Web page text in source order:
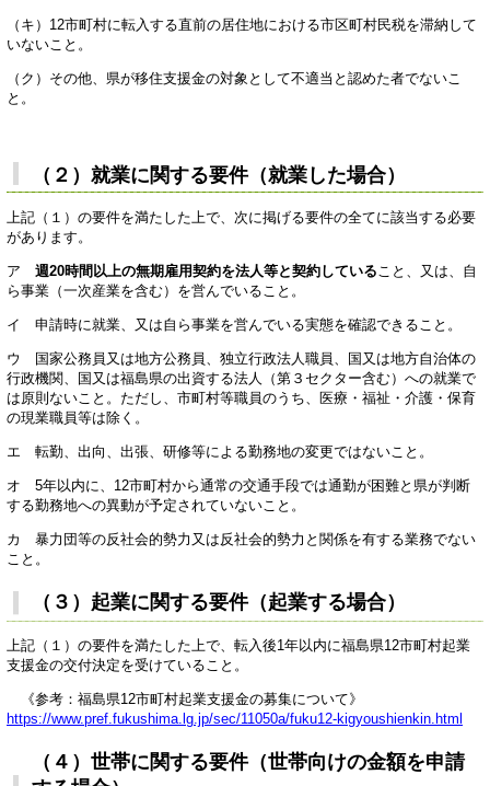
（キ）12市町村に転入する直前の居住地における市区町村民税を滞納して
いないこと。
（ク）その他、県が移住支援金の対象として不適当と認めた者でないこ
と。
（２）就業に関する要件（就業した場合）
上記（１）の要件を満たした上で、次に掲げる要件の全てに該当する必要
があります。
ア 週20時間以上の無期雇用契約を法人等と契約していること、又は、自
ら事業（一次産業を含む）を営んでいること。
イ 申請時に就業、又は自ら事業を営んでいる実態を確認できること。
ウ 国家公務員又は地方公務員、独立行政法人職員、国又は地方自治体の
行政機関、国又は福島県の出資する法人（第３セクター含む）への就業で
は原則ないこと。ただし、市町村等職員のうち、医療・福祉・介護・保育
の現業職員等は除く。
エ 転勤、出向、出張、研修等による勤務地の変更ではないこと。
オ 5年以内に、12市町村から通常の交通手段では通勤が困難と県が判断
する勤務地への異動が予定されていないこと。
カ 暴力団等の反社会的勢力又は反社会的勢力と関係を有する業務でない
こと。
（３）起業に関する要件（起業する場合）
上記（１）の要件を満たした上で、転入後1年以内に福島県12市町村起業
支援金の交付決定を受けていること。
《参考：福島県12市町村起業支援金の募集について》
https://www.pref.fukushima.lg.jp/sec/11050a/fuku12-kigyoushienkin.html
（４）世帯に関する要件（世帯向けの金額を申請